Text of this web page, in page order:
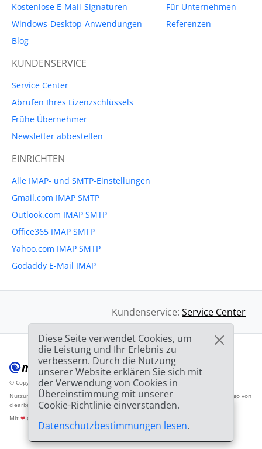
Kostenlose E-Mail-Signaturen
Windows-Desktop-Anwendungen
Blog
Für Unternehmen
Referenzen
KUNDENSERVICE
Service Center
Abrufen Ihres Lizenzschlüssels
Frühe Übernehmer
Newsletter abbestellen
EINRICHTEN
Alle IMAP- und SMTP-Einstellungen
Gmail.com IMAP SMTP
Outlook.com IMAP SMTP
Office365 IMAP SMTP
Yahoo.com IMAP SMTP
Godaddy E-Mail IMAP
Kundenservice: Service Center
© Copyright 2012-2026 Mailbird™Alle Rechte vorbehalten.
Nutzungsbedingunen Datenschutzbestimmungen Inhaltsverzeichnis
Anbieter-Logo von
clearbit.com
Mit ❤ gemacht
Diese Seite verwendet Cookies, um
die Leistung und Ihr Erlebnis zu
verbessern. Durch die Nutzung
unserer Website erklären Sie sich mit
der Verwendung von Cookies in
Übereinstimmung mit unserer
Cookie-Richtlinie einverstanden.
Datenschutzbestimmungen lesen.
🎉SPEZIAL ANGEBOT:
GRATIS!